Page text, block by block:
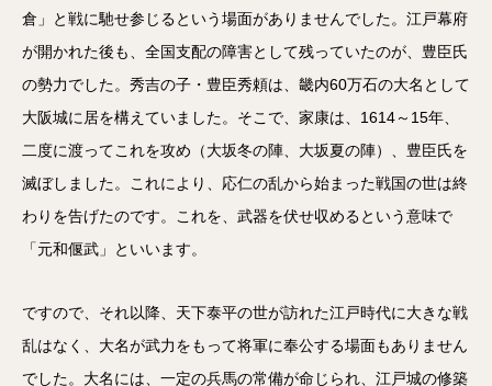
倉」と戦に馳せ参じるという場面がありませんでした。江戸幕府
が開かれた後も、全国支配の障害として残っていたのが、豊臣氏
の勢力でした。秀吉の子・豊臣秀頼は、畿内60万石の大名として
大阪城に居を構えていました。そこで、家康は、1614～15年、
二度に渡ってこれを攻め（大坂冬の陣、大坂夏の陣）、豊臣氏を
滅ぼしました。これにより、応仁の乱から始まった戦国の世は終
わりを告げたのです。これを、武器を伏せ収めるという意味で
「元和偃武」といいます。
ですので、それ以降、天下泰平の世が訪れた江戸時代に大きな戦
乱はなく、大名が武力をもって将軍に奉公する場面もありません
でした。大名には、一定の兵馬の常備が命じられ、江戸城の修築